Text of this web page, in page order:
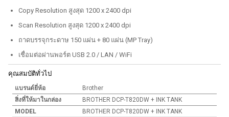
Copy Resolution สูงสุด 1200 x 2400 dpi
Scan Resolution สูงสุด 1200 x 2400 dpi
ถาดบรรจุกระดาษ 150 แผ่น + 80 แผ่น (MP Tray)
เชื่อมต่อผ่านพอร์ต USB 2.0 / LAN / WiFi
คุณสมบัติทั่วไป
แบรนด์ยี่ห้อ
Brother
สิ่งที่ให้มาในกล่อง
BROTHER DCP-T820DW + INK TANK
MODEL
BROTHER DCP-T820DW + INK TANK